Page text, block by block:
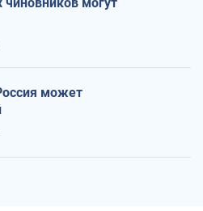
может